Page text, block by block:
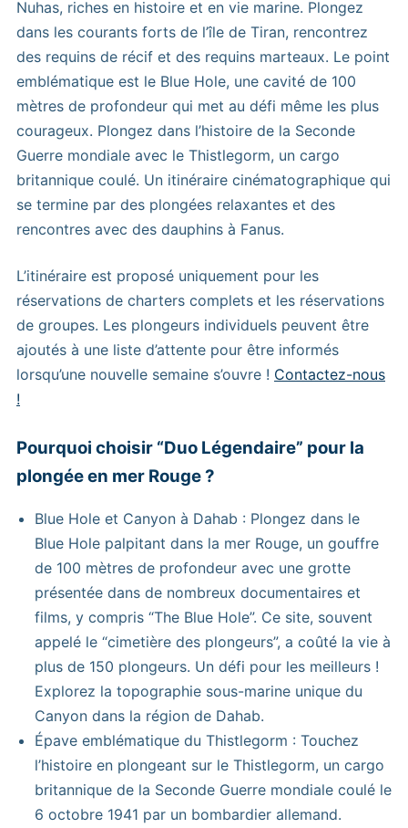
Nuhas, riches en histoire et en vie marine. Plongez
dans les courants forts de l’île de Tiran, rencontrez
des requins de récif et des requins marteaux. Le point
emblématique est le Blue Hole, une cavité de 100
mètres de profondeur qui met au défi même les plus
courageux. Plongez dans l’histoire de la Seconde
Guerre mondiale avec le Thistlegorm, un cargo
britannique coulé. Un itinéraire cinématographique qui
se termine par des plongées relaxantes et des
rencontres avec des dauphins à Fanus.
L’itinéraire est proposé uniquement pour les
réservations de charters complets et les réservations
de groupes. Les plongeurs individuels peuvent être
ajoutés à une liste d’attente pour être informés
lorsqu’une nouvelle semaine s’ouvre ! Contactez-nous
!
Pourquoi choisir “Duo Légendaire” pour la
plongée en mer Rouge ?
Blue Hole et Canyon à Dahab : Plongez dans le
Blue Hole palpitant dans la mer Rouge, un gouffre
de 100 mètres de profondeur avec une grotte
présentée dans de nombreux documentaires et
films, y compris “The Blue Hole”. Ce site, souvent
appelé le “cimetière des plongeurs”, a coûté la vie à
plus de 150 plongeurs. Un défi pour les meilleurs !
Explorez la topographie sous-marine unique du
Canyon dans la région de Dahab.
Épave emblématique du Thistlegorm : Touchez
l’histoire en plongeant sur le Thistlegorm, un cargo
britannique de la Seconde Guerre mondiale coulé le
6 octobre 1941 par un bombardier allemand.